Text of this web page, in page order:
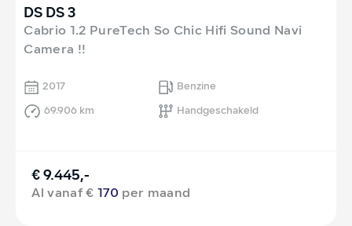
DS DS 3
Cabrio 1.2 PureTech So Chic Hifi Sound Navi
Camera !!
2017
Benzine
69.906 km
Handgeschakeld
€ 9.445,-
Al vanaf €170 per maand